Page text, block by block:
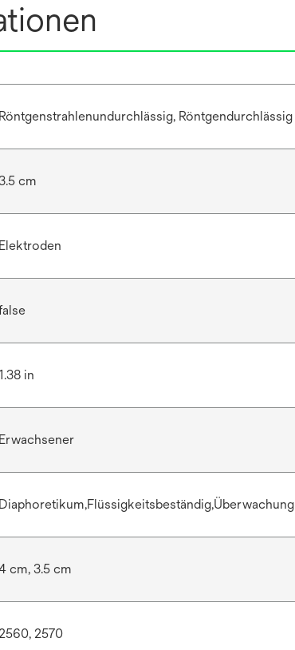
Röntgenstrahlenundurchlässig, Röntgendurchlässig
cm
Elektroden
1.38 in
Erwachsener
Diaphoretikum,Flüssigkeitsbeständig,Überwachung
cm, 3.5 cm
2560, 2570